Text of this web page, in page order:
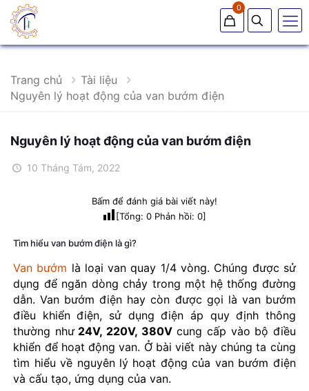
0
Trang chủ
Tài liệu
Nguyên lý hoạt động của van bướm điện
Nguyên lý hoạt động của van bướm điện
10 Tháng Tám, 2022
Bấm để đánh giá bài viết này!
[Tổng:0 Phản hồi:0]
Tìm hiểu van bướm điện là gì?
Van bướm là loại van quay 1/4 vòng. Chúng được sử
dụng để ngăn dòng chảy trong một hệ thống đường
dẫn. Van bướm điện hay còn được gọi là van bướm
điều khiển điện, sử dụng điện áp quy định thông
thường như24V, 220V, 380Vcung cấp vào bộ điều
khiển để hoạt động van. Ở bài viết này chúng ta cùng
tìm hiểu về nguyên lý hoạt động của van bướm điện
và cấu tạo, ứng dụng của van.